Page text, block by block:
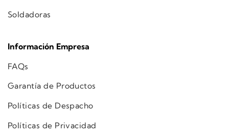
Soldadoras
Información Empresa
FAQs
Garantía de Productos
Políticas de Despacho
Políticas de Privacidad